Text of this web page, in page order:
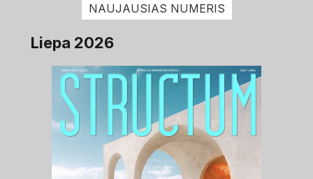
NAUJAUSIAS NUMERIS
Liepa 2026